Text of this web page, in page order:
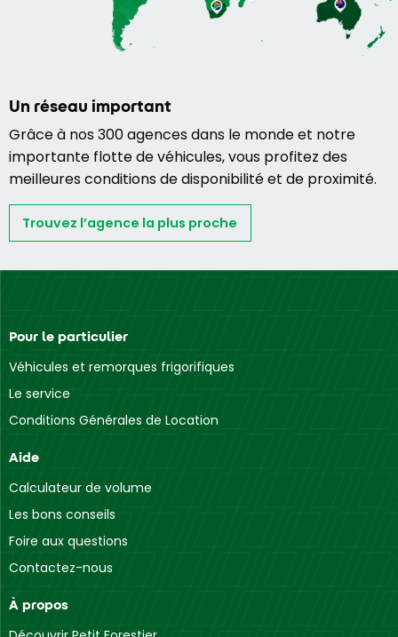
Un réseau important
Grâce à nos 300 agences dans le monde et notre
importante flotte de véhicules, vous profitez des
meilleures conditions de disponibilité et de proximité.
Trouvez l’agence la plus proche
Pour le particulier
Véhicules et remorques frigorifiques
Le service
Conditions Générales de Location
Aide
Calculateur de volume
Les bons conseils
Foire aux questions
Contactez-nous
À propos